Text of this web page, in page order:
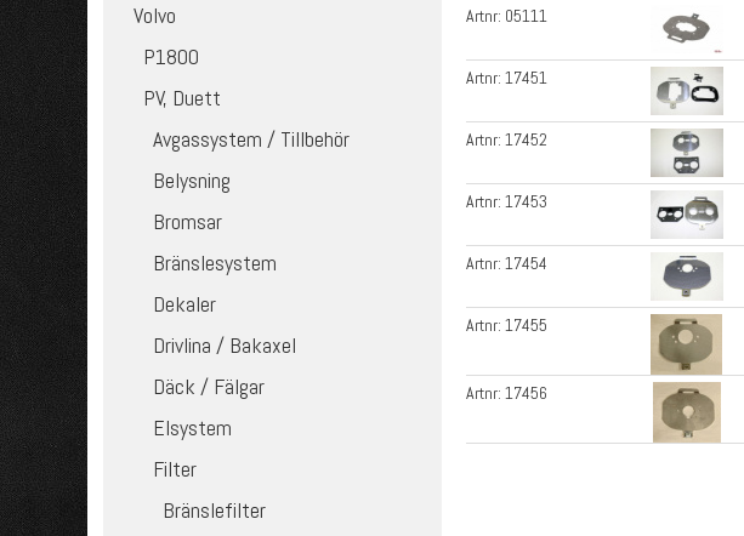
Volvo
P1800
PV, Duett
Avgassystem / Tillbehör
Belysning
Bromsar
Bränslesystem
Dekaler
Drivlina / Bakaxel
Däck / Fälgar
Elsystem
Filter
Bränslefilter
Artnr: 05111
Artnr:17451
Artnr:17452
Artnr:17453
Artnr:17454
Artnr:17455
Artnr:17456